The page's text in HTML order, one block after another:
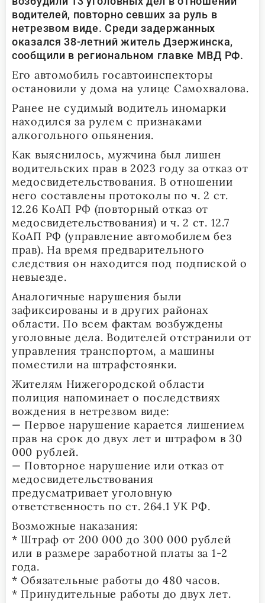
водителей, повторно севших за руль в
нетрезвом виде. Среди задержанных
оказался 38-летний житель Дзержинска,
сообщили в региональном главке МВД РФ.
Его автомобиль госавтоинспекторы
остановили у дома на улице Самохвалова.
Ранее не судимый водитель иномарки
находился за рулем с признаками
алкогольного опьянения.
Как выяснилось, мужчина был лишен
водительских прав в 2023 году за отказ от
медосвидетельствования. В отношении
него составлены протоколы по ч. 2 ст.
12.26 КоАП РФ (повторный отказ от
медосвидетельствования) и ч. 2 ст. 12.7
КоАП РФ (управление автомобилем без
прав). На время предварительного
следствия он находится под подпиской о
невыезде.
Аналогичные нарушения были
зафиксированы и в других районах
области. По всем фактам возбуждены
уголовные дела. Водителей отстранили от
управления транспортом, а машины
поместили на штрафстоянки.
Жителям Нижегородской области
полиция напоминает о последствиях
вождения в нетрезвом виде:
— Первое нарушение карается лишением
прав на срок до двух лет и штрафом в 30
000 рублей.
— Повторное нарушение или отказ от
медосвидетельствования
предусматривает уголовную
ответственность по ст. 264.1 УК РФ.
Возможные наказания:
* Штраф от 200 000 до 300 000 рублей
или в размере заработной платы за 1-2
года.
* Обязательные работы до 480 часов.
* Принудительные работы до двух лет.